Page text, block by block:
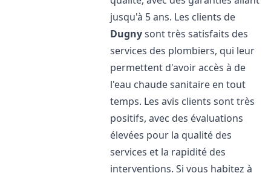
jusqu'à 5 ans. Les clients de
Dugnysont très satisfaits des
services des plombiers, qui leur
permettent d'avoir accès à de
l'eau chaude sanitaire en tout
temps. Les avis clients sont très
positifs, avec des évaluations
élevées pour la qualité des
services et la rapidité des
interventions. Si vous habitez à